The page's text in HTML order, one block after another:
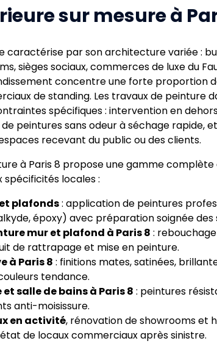
sur mesure à
caractérise par son architecture variée :
sièges sociaux, commerces de luxe du
concentre une forte proportion
de standing. Les travaux de peinture
spécifiques : intervention en
peintures sans odeur à séchage rapide,
recevant du public ou des clients.
à Paris 8 propose une gamme complète
locales :
plafonds: application de peintures
époxy) avec préparation soignée des
mur et plafond à Paris 8 :
de rattrapage et mise en peinture.
à Paris 8 : finitions mates, satinées,
tendance.
salle de bains à Paris 8 : peintures
anti-moisissure.
en activité, rénovation de showrooms et
de locaux commerciaux après sinistre.